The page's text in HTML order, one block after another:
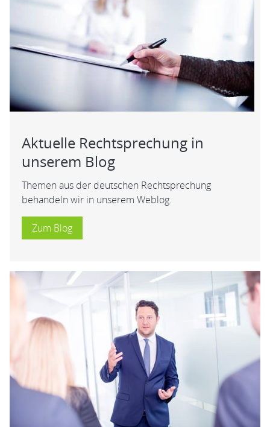
Aktuelle Rechtsprechung in
unserem Blog
Themen aus der deutschen Rechtsprechung
behandeln wir in unserem Weblog.
Zum Blog